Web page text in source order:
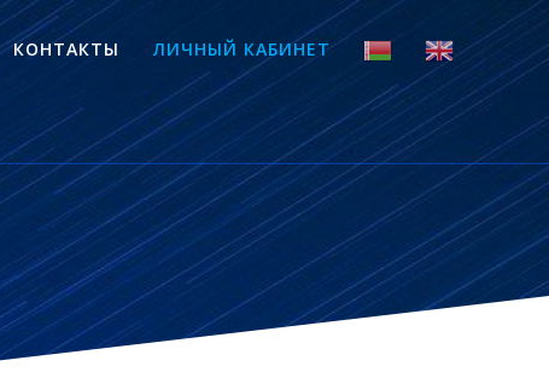
КОНТАКТЫ ЛИЧНЫЙ КАБИНЕТ